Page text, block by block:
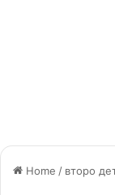
Home / второ